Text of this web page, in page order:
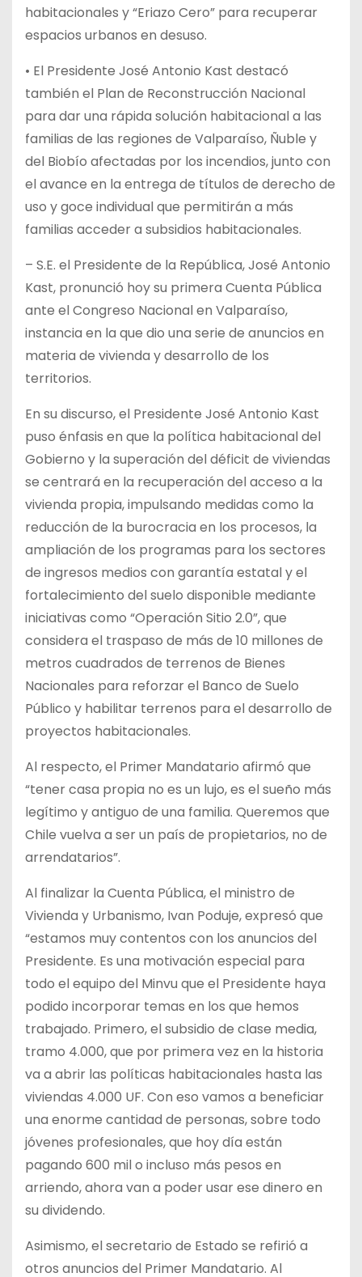
habitacionales y “Eriazo Cero” para recuperar
espacios urbanos en desuso.
• El Presidente José Antonio Kast destacó
también el Plan de Reconstrucción Nacional
para dar una rápida solución habitacional a las
familias de las regiones de Valparaíso, Ñuble y
del Biobío afectadas por los incendios, junto con
el avance en la entrega de títulos de derecho de
uso y goce individual que permitirán a más
familias acceder a subsidios habitacionales.
– S.E. el Presidente de la República, José Antonio
Kast, pronunció hoy su primera Cuenta Pública
ante el Congreso Nacional en Valparaíso,
instancia en la que dio una serie de anuncios en
materia de vivienda y desarrollo de los
territorios.
En su discurso, el Presidente José Antonio Kast
puso énfasis en que la política habitacional del
Gobierno y la superación del déficit de viviendas
se centrará en la recuperación del acceso a la
vivienda propia, impulsando medidas como la
reducción de la burocracia en los procesos, la
ampliación de los programas para los sectores
de ingresos medios con garantía estatal y el
fortalecimiento del suelo disponible mediante
iniciativas como “Operación Sitio 2.0”, que
considera el traspaso de más de 10 millones de
metros cuadrados de terrenos de Bienes
Nacionales para reforzar el Banco de Suelo
Público y habilitar terrenos para el desarrollo de
proyectos habitacionales.
Al respecto, el Primer Mandatario afirmó que
“tener casa propia no es un lujo, es el sueño más
legítimo y antiguo de una familia. Queremos que
Chile vuelva a ser un país de propietarios, no de
arrendatarios”.
Al finalizar la Cuenta Pública, el ministro de
Vivienda y Urbanismo, Ivan Poduje, expresó que
“estamos muy contentos con los anuncios del
Presidente. Es una motivación especial para
todo el equipo del Minvu que el Presidente haya
podido incorporar temas en los que hemos
trabajado. Primero, el subsidio de clase media,
tramo 4.000, que por primera vez en la historia
va a abrir las políticas habitacionales hasta las
viviendas 4.000 UF. Con eso vamos a beneficiar
una enorme cantidad de personas, sobre todo
jóvenes profesionales, que hoy día están
pagando 600 mil o incluso más pesos en
arriendo, ahora van a poder usar ese dinero en
su dividendo.
Asimismo, el secretario de Estado se refirió a
otros anuncios del Primer Mandatario. Al